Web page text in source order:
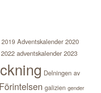
2019 Adventskalender 2020
adventskalender 2023
Delningen av
Förintelsen galizien gender